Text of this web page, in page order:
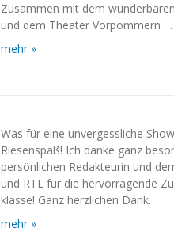
Zusammen mit dem
und dem Theater Vorpommern …
mehr »
Was für eine unvergessliche
Riesenspaß! Ich danke ganz
persönlichen Redakteurin und
und RTL für die hervorragende
klasse! Ganz herzlichen Dank.
mehr »